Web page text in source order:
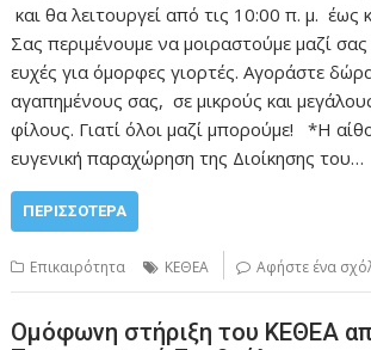
και θα λειτουργεί από τις 10:00 π. μ. έως
Σας περιμένουμε να μοιραστούμε μαζί
ευχές για όμορφες γιορτές. Αγοράστε
αγαπημένους σας, σε μικρούς και
φίλους. Γιατί όλοι μαζί μπορούμε! *Η
ευγενική παραχώρηση της Διοίκησης του…
ΠΕΡΙΣΣΌΤΕΡΑ
Επικαιρότητα ΚΕΘΕΑ Αφήστε ένα
Ομόφωνη στήριξη του ΚΕΘΕΑ